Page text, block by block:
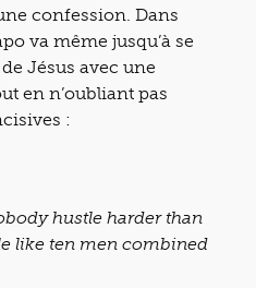
confession. Dans
va même jusqu’à se
Jésus avec une
en n’oubliant pas
:
hustle harder than
like ten men combined